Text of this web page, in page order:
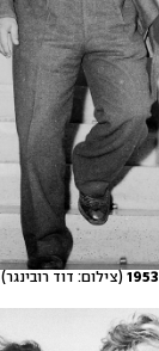
(צילום: דוד רובינגר)